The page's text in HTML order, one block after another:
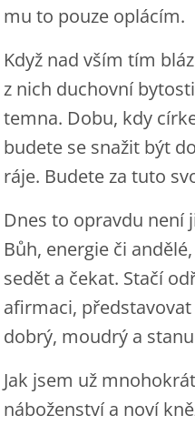
mu to pouze oplácím.
Když nad vším tím
z nich duchovní
temna. Dobu, kdy
budete se snažit být
ráje. Budete za tuto
Dnes to opravdu není
Bůh, energie či
sedět a čekat. Stačí
afirmaci, představovat
dobrý, moudrý a
Jak jsem už
náboženství a noví